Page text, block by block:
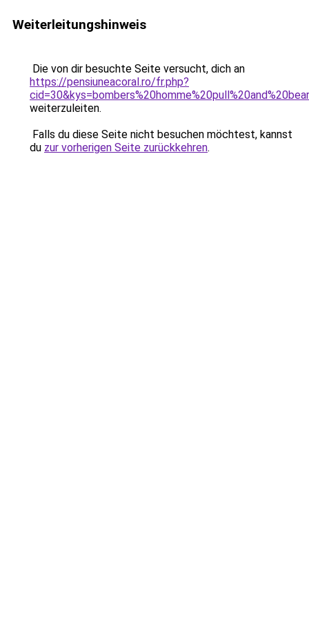
Weiterleitungshinweis
Die von dir besuchte Seite versucht, dich an
https://pensiuneacoral.ro/fr.php?
weiterzuleiten.
Falls du diese Seite nicht besuchen möchtest, kannst
du zur vorherigen Seite zurückkehren.